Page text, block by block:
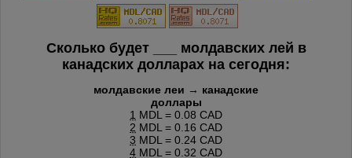
Сколько будет
молдавских лей в
канадских долларах на сегодня:
молдавские леи → канадские
доллары
1 MDL = 0.08 CAD
2 MDL = 0.16 CAD
3 MDL = 0.24 CAD
4 MDL = 0.32 CAD